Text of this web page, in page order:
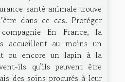
santé animale trouve
dans ce cas. Protéger
En France, la
accueillent au moins un
ou encore un lapin à la
ils qu’ils peuvent être
des soins procurés à leur